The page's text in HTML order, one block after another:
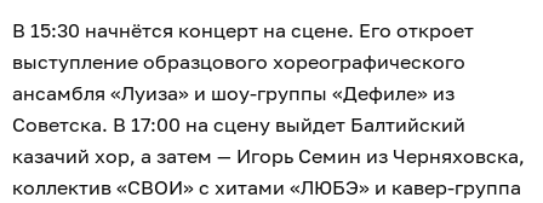
В 15:30 начнётся концерт на сцене. Его откроет
выступление образцового хореографического
ансамбля «Луиза» и шоу-группы «Дефиле» из
Советска. В 17:00 на сцену выйдет Балтийский
казачий хор, а затем — Игорь Семин из Черняховска,
коллектив «СВОИ» с хитами «ЛЮБЭ» и кавер-группа